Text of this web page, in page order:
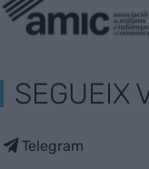
SEGUEIX
Telegram